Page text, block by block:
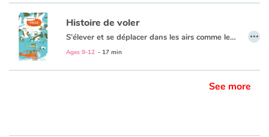
Histoire de voler
S’élever et se déplacer dans les airs comme les oiseaux, se libérer de la pesanteur terrestre et repousser les limites. Voler est un rêve aussi vieux que l’humanité. Un rêve devenu réalité grâce à des inventeurs de génie et des pilotes intrépides.
Ages 9-12 - 17 min
…
See more